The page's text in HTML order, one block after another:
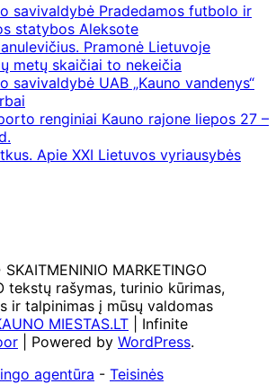
savivaldybė Pradedamos futbolo ir
statybos Aleksote
Pramonė Lietuvoje
metų skaičiai to nekeičia
savivaldybė UAB „Kauno vandenys“
renginiai Kauno rajone liepos 27 –
Apie XXI Lietuvos vyriausybės
MARKETINGO
tekstų rašymas, turinio kūrimas,
ir talpinimas į mūsų valdomas
MIESTAS.LT | Infinite
| Powered by WordPress.
agentūra - Teisinės